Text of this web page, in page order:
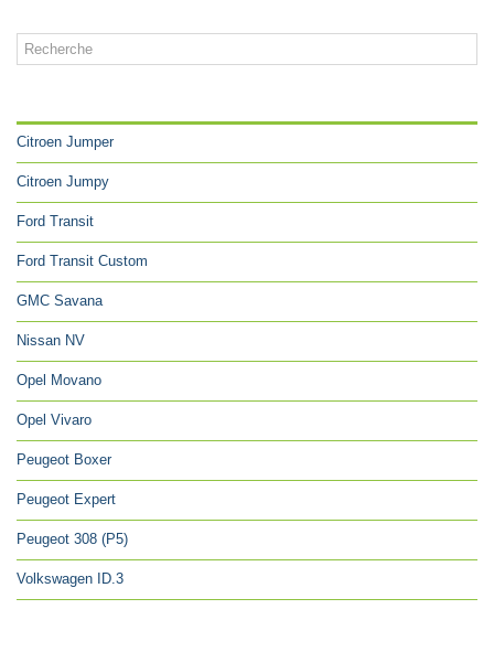
Citroen Jumper
Citroen Jumpy
Ford Transit
Ford Transit Custom
GMC Savana
Nissan NV
Opel Movano
Opel Vivaro
Peugeot Boxer
Peugeot Expert
Peugeot 308 (P5)
Volkswagen ID.3